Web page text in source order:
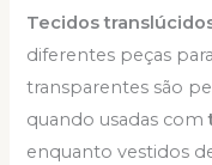
Tecidos
diferentes peças
transparentes são
quando usadas com
enquanto vestidos